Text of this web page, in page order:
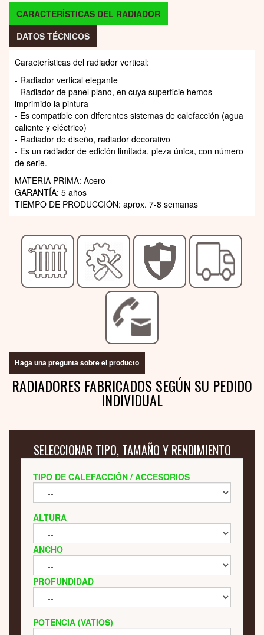
CARACTERÍSTICAS DEL RADIADOR
DATOS TÉCNICOS
Características del radiador vertical:
- Radiador vertical elegante
- Radiador de panel plano, en cuya superficie hemos
imprimido la pintura
- Es compatible con diferentes sistemas de calefacción (agua
caliente y eléctrico)
- Radiador de diseño, radiador decorativo
- Es un radiador de edición limitada, pieza única, con número
de serie.
MATERIA PRIMA: Acero
GARANTÍA: 5 años
TIEMPO DE PRODUCCIÓN: aprox. 7-8 semanas
Haga una pregunta sobre el producto
RADIADORES FABRICADOS SEGÚN SU PEDIDO
INDIVIDUAL
SELECCIONAR TIPO, TAMAÑO Y RENDIMIENTO
TIPO DE CALEFACCIÓN / ACCESORIOS
ALTURA
ANCHO
PROFUNDIDAD
POTENCIA (VATIOS)